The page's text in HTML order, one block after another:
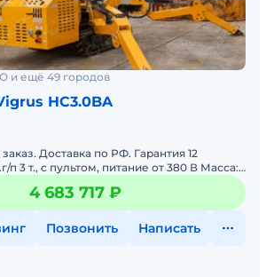
и ещё 49 городов
HC3.0BA
Доставка по РФ. Гарантия 12
п 3 т., с пультом, питание от 380 В Масса:2
основной стрелы:4 сМакс.
4 683 717 ₽
Позвонить Написать